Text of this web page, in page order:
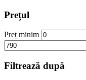
Prețul
Preț minim
Filtrează după